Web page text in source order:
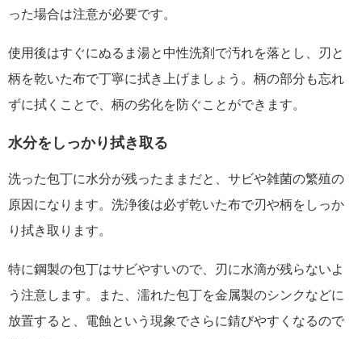
った場合は注意が必要です。
使用後はすぐにぬるま湯と中性洗剤で汚れを落とし、刃と
柄を乾いた布で丁寧に拭き上げましょう。柄の部分も忘れ
ずに拭くことで、柄の劣化を防ぐことができます。
水分をしっかり拭き取る
洗った包丁に水分が残ったままだと、サビや雑菌の繁殖の
原因になります。洗浄後は必ず乾いた布で刃や柄をしっか
り拭き取ります。
特に鋼製の包丁はサビやすいので、刃に水滴が残らないよ
う注意します。また、濡れた包丁を金属製のシンクなどに
放置すると、電蝕という現象でさらに錆びやすくなるので